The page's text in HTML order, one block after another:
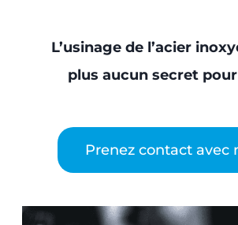
L’usinage de l’acier
plus aucun secret
Prenez contact avec